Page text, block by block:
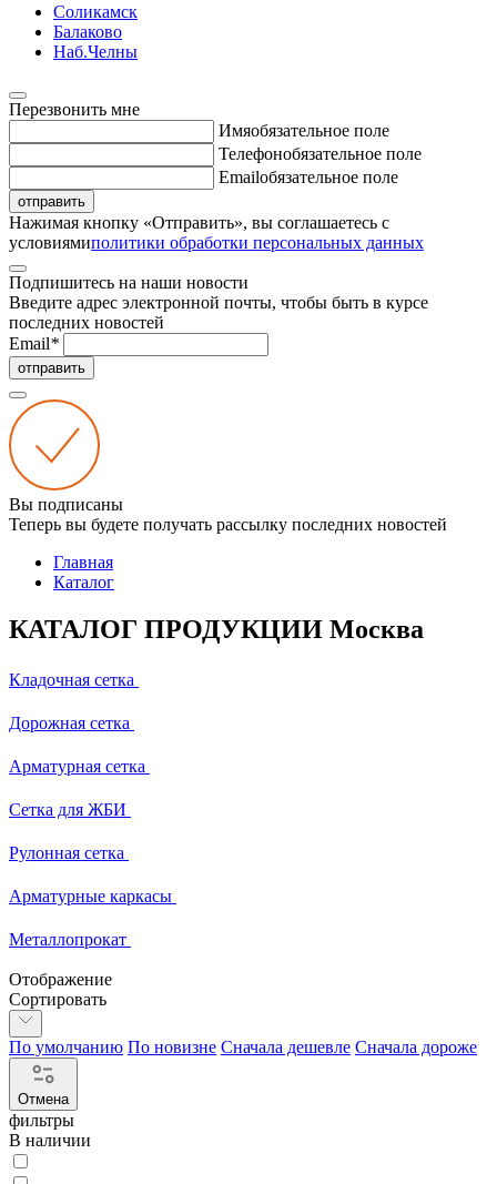
Соликамск
Балаково
Наб.Челны
Перезвонить мне
Имяобязательное поле
Телефонобязательное поле
Emailобязательное поле
отправить
Нажимая кнопку «Отправить», вы соглашаетесь с
условиямиполитики обработки персональных данных
Подпишитесь на наши новости
Введите адрес электронной почты, чтобы быть в курсе
последних новостей
Email*
отправить
Вы подписаны
Теперь вы будете получать рассылку последних новостей
Главная
Каталог
КАТАЛОГ ПРОДУКЦИИ Москва
Кладочная сетка
Дорожная сетка
Арматурная сетка
Сетка для ЖБИ
Рулонная сетка
Арматурные каркасы
Металлопрокат
Отображение
Сортировать
По умолчанию По новизне Сначала дешевле Сначала дороже
Отмена
фильтры
В наличии